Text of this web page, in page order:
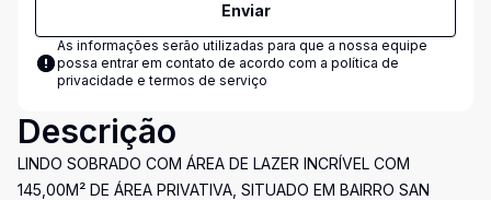
Enviar
As informações serão utilizadas para que a nossa equipe
possa entrar em contato de acordo com a política de
privacidade e termos de serviço
Descrição
LINDO SOBRADO COM ÁREA DE LAZER INCRÍVEL COM
145,00M² DE ÁREA PRIVATIVA, SITUADO EM BAIRRO SAN